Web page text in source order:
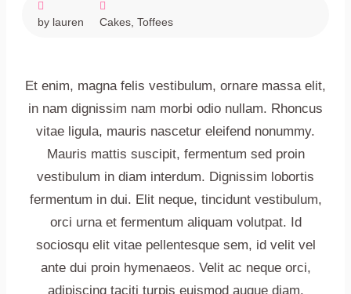
by lauren Cakes Toffees
Et enim, magna felis vestibulum, ornare massa elit,
in nam dignissim nam morbi odio nullam. Rhoncus
vitae ligula, mauris nascetur eleifend nonummy.
Mauris mattis suscipit, fermentum sed proin
vestibulum in diam interdum. Dignissim lobortis
fermentum in dui. Elit neque, tincidunt vestibulum,
orci urna et fermentum aliquam volutpat. Id
sociosqu elit vitae pellentesque sem, id velit vel
ante dui proin hymenaeos. Velit ac neque orci,
adipiscing taciti turpis euismod augue diam.